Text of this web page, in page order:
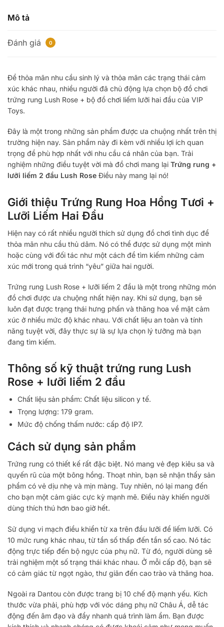
số
Mô tả
Đánh giá 0
Để thỏa mãn nhu cầu sinh lý và thỏa mãn các trạng thái cảm
xúc khác nhau, nhiều người đã chủ động lựa chọn bộ đồ chơi
trứng rung Lush Rose + bộ đồ chơi liếm lưỡi hai đầu của VIP
Toys.
Đây là một trong những sản phẩm được ưa chuộng nhất trên thị
trường hiện nay. Sản phẩm này đi kèm với nhiều lợi ích quan
trọng để phù hợp nhất với nhu cầu cá nhân của bạn. Trải
nghiệm những điều tuyệt vời mà đồ chơi mang lại Trứng rung +
lưỡi liếm 2 đầu Lush Rose Điều này mang lại nó!
Giới thiệu Trứng Rung Hoa Hồng Tươi +
Lưỡi Liếm Hai Đầu
Hiện nay có rất nhiều người thích sử dụng đồ chơi tình dục để
thỏa mãn nhu cầu thủ dâm. Nó có thể được sử dụng một mình
hoặc cùng với đối tác như một cách để tìm kiếm những cảm
xúc mới trong quá trình “yêu” giữa hai người.
Trứng rung Lush Rose + lưỡi liếm 2 đầu là một trong những món
đồ chơi được ưa chuộng nhất hiện nay. Khi sử dụng, bạn sẽ
luôn đạt được trạng thái hưng phấn và thăng hoa về mặt cảm
xúc ở nhiều mức độ khác nhau. Với chất liệu an toàn và tính
năng tuyệt vời, đây thực sự là sự lựa chọn lý tưởng mà bạn
đang tìm kiếm.
Thông số kỹ thuật trứng rung Lush
Rose + lưỡi liếm 2 đầu
Chất liệu sản phẩm: Chất liệu silicon y tế.
Trọng lượng: 179 gram.
Mức độ chống thấm nước: cấp độ IP7.
Cách sử dụng sản phẩm
Trứng rung có thiết kế rất đặc biệt. Nó mang vẻ đẹp kiêu sa và
quyến rũ của một bông hồng. Thoạt nhìn, bạn sẽ nhận thấy sản
phẩm có vẻ dịu nhẹ và mịn màng. Tuy nhiên, nó lại mang đến
cho bạn một cảm giác cực kỳ mạnh mẽ. Điều này khiến người
dùng thích thú hơn bao giờ hết.
Sử dụng vi mạch điều khiển từ xa trên đầu lưỡi để liếm lưỡi. Có
10 mức rung khác nhau, từ tần số thấp đến tần số cao. Nó tác
động trực tiếp đến bộ ngực của phụ nữ. Từ đó, người dùng sẽ
trải nghiệm một số trạng thái khác nhau. Ở mỗi cấp độ, bạn sẽ
có cảm giác từ ngọt ngào, thư giãn đến cao trào và thăng hoa.
Ngoài ra Dantou còn được trang bị 10 chế độ mạnh yếu. Kích
thước vừa phải, phù hợp với vóc dáng phụ nữ Châu Á, dễ tác
động đến âm đạo và đẩy nhanh quá trình làm ẩm. Bạn được